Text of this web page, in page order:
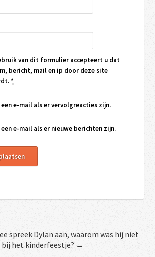
van dit formulier accepteert u dat
bericht, mail en ip door deze site
*
e-mail als er vervolgreacties zijn.
e-mail als er nieuwe berichten zijn.
spreek Dylan aan, waarom was hij niet
bij het kinderfeestje? →